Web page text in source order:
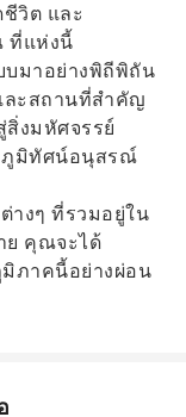
ชีวิต และ
ที่แห่งนี้
บมาอย่างพิถีพิถัน
ละสถานที่สำคัญ
สิ่งมหัศจรรย์
ภูมิทัศน์อนุสรณ์
างๆ ที่รวมอยู่ใน
ย คุณจะได้
ภาคนี้อย่างผ่อน